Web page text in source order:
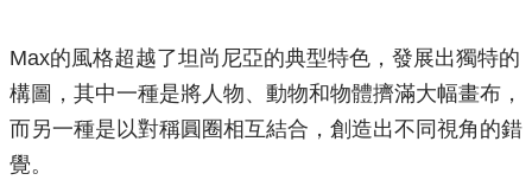
Max的風格超越了坦尚尼亞的典型特色，發展出獨特的
構圖，其中一種是將人物、動物和物體擠滿大幅畫布，
而另一種是以對稱圓圈相互結合，創造出不同視角的錯
覺。